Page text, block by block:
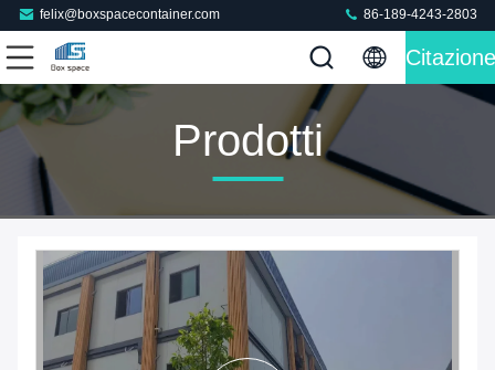
felix@boxspacecontainer.com 86-189-4243-2803
Citazione
Prodotti